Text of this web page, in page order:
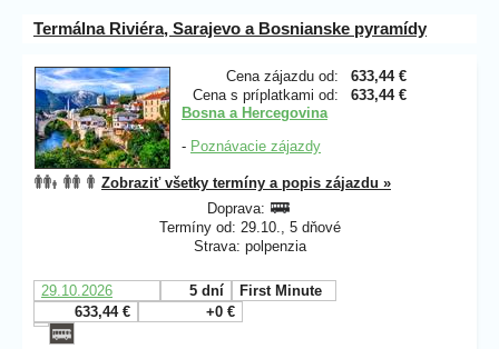
Termálna Riviéra, Sarajevo a Bosnianske pyramídy
Cena zájazdu od:
633,44 €
Cena s príplatkami od:
633,44 €
Bosna a Hercegovina
- Poznávacie zájazdy
Zobraziť všetky termíny a popis zájazdu »
Doprava:
Termíny od: 29.10., 5 dňové
Strava: polpenzia
29.10.2026 5 dní
First Minute
633,44 €
+0 €